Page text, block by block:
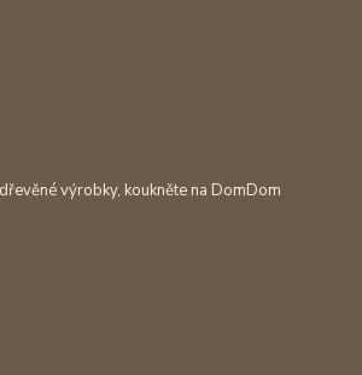
výrobky, koukněte na DomDom